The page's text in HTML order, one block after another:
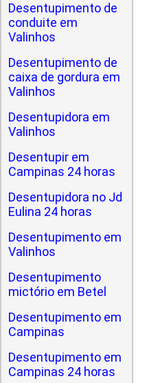
Desentupimento de
conduite em
Valinhos
Desentupimento de
caixa de gordura em
Valinhos
Desentupidora em
Valinhos
Desentupir em
Campinas 24 horas
Desentupidora no Jd
Eulina 24 horas
Desentupimento em
Valinhos
Desentupimento
mictório em Betel
Desentupimento em
Campinas
Desentupimento em
Campinas 24 horas